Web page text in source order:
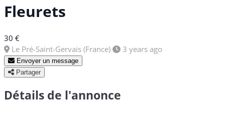
Fleurets
30 €
Le Pré-Saint-Gervais (France)
3 years ago
Envoyer un message
Partager
Détails de l'annonce